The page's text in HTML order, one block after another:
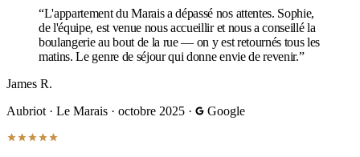
“L'appartement du Marais a dépassé nos attentes. Sophie,
de l'équipe, est venue nous accueillir et nous a conseillé la
boulangerie au bout de la rue — on y est retournés tous les
matins. Le genre de séjour qui donne envie de revenir.”
James R.
Aubriot · Le Marais · octobre 2025 · Google